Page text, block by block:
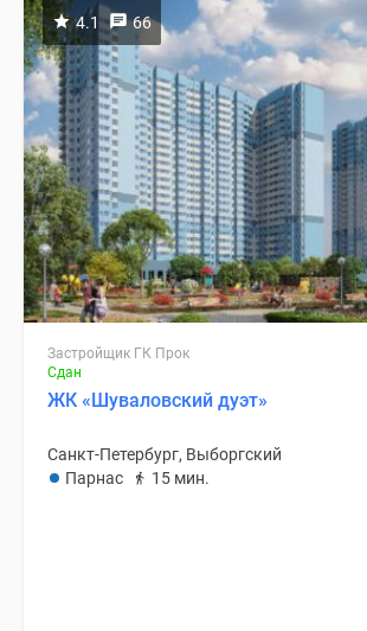
4.1 66
Застройщик ГК Прок
Сдан
ЖК «Шуваловский дуэт»
Санкт-Петербург, Выборгский
Парнас
15 мин.